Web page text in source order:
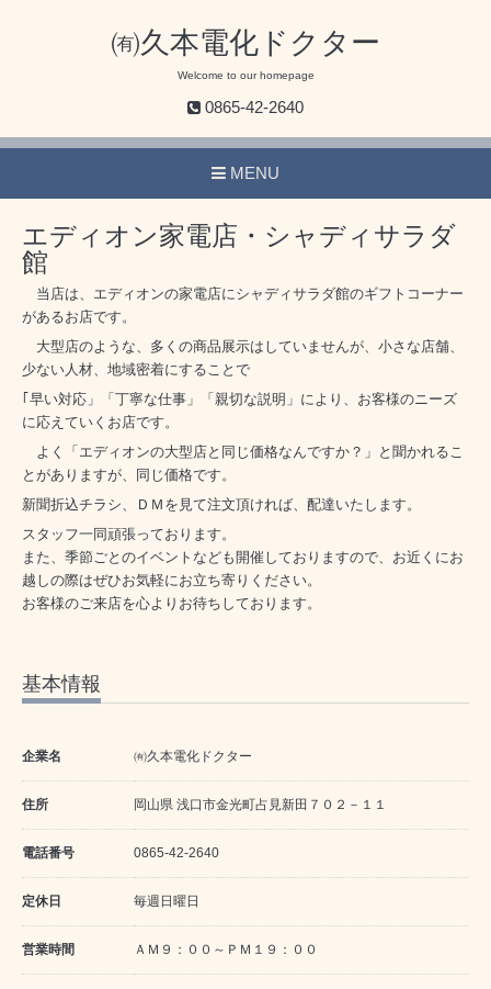
㈲久本電化ドクター
Welcome to our homepage
0865-42-2640
MENU
エディオン家電店・シャディサラダ
館
当店は、エディオンの家電店にシャディサラダ館のギフトコーナー
があるお店です。
大型店のような、多くの商品展示はしていませんが、小さな店舗、
少ない人材、地域密着にすることで
｢早い対応」「丁寧な仕事」「親切な説明」により、お客様のニーズ
に応えていくお店です。
よく「エディオンの大型店と同じ価格なんですか？」と聞かれるこ
とがありますが、同じ価格です。
新聞折込チラシ、ＤＭを見て注文頂ければ、配達いたします。
スタッフ一同頑張っております。
また、季節ごとのイベントなども開催しておりますので、お近くにお
越しの際はぜひお気軽にお立ち寄りください。
お客様のご来店を心よりお待ちしております。
基本情報
企業名 ㈲久本電化ドクター
住所 岡山県 浅口市金光町占見新田７０２－１１
電話番号 0865-42-2640
定休日 毎週日曜日
営業時間 ＡＭ９：００～ＰＭ１９：００